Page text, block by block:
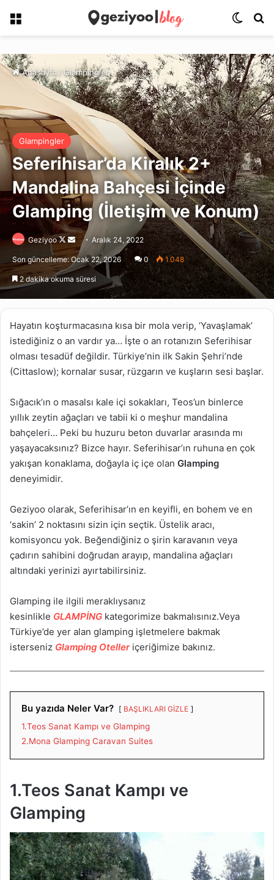
Menü Dış
Anasayfa/Glampingler
Glampingler
Seferihisar’da Kiralık 2+
Mandalina Bahçesi İçinde
Glamping (İletişim ve Konum)
Geziyoo
Follow
on
X
Bir
e-
posta
göndermek
Aralık 24, 2022
Son güncelleme: Ocak 22, 2026 0 1.048
2 dakika okuma süresi
Hayatın koşturmacasına kısa bir mola verip, ‘Yavaşlamak’
istediğiniz o an vardır ya… İşte o an rotanızın Seferihisar
olması tesadüf değildir. Türkiye’nin ilk Sakin Şehri’nde
(Cittaslow); kornalar susar, rüzgarın ve kuşların sesi başlar.
Sığacık’ın o masalsı kale içi sokakları, Teos’un binlerce
yıllık zeytin ağaçları ve tabii ki o meşhur mandalina
bahçeleri… Peki bu huzuru beton duvarlar arasında mı
yaşayacaksınız? Bizce hayır. Seferihisar’ın ruhuna en çok
yakışan konaklama, doğayla iç içe olan Glamping
deneyimidir.
Geziyoo olarak, Seferihisar’ın en keyifli, en bohem ve en
‘sakin’ 2 noktasını sizin için seçtik. Üstelik aracı,
komisyoncu yok. Beğendiğiniz o şirin karavanın veya
çadırın sahibini doğrudan arayıp, mandalina ağaçları
altındaki yerinizi ayırtabilirsiniz.
Glamping ile ilgili meraklıysanız
kesinlikle GLAMPİNG kategorimize bakmalısınız.Veya
Türkiye’de yer alan glamping işletmelere bakmak
isterseniz Glamping Otelleriçeriğimize bakınız.
Bu yazıda Neler Var? BAŞLIKLARI GİZLE
1.Teos Sanat Kampı ve Glamping
2.Mona Glamping Caravan Suites
1.Teos Sanat Kampı ve
Glamping